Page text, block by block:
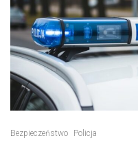
Bezpieczeństwo Policja